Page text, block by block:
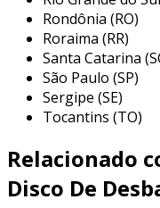
usinagem,
a eficiência do
utilizações, destacam-se:
desbaste de
nivelamento de
metálicas,
lisas e uniformes.
corte de metais:
de chapas
Rondônia (RO)
Roraima (RR)
Santa Catarina
São Paulo (SP)
Sergipe (SE)
Tocantins (TO)
Relacionado
Disco De